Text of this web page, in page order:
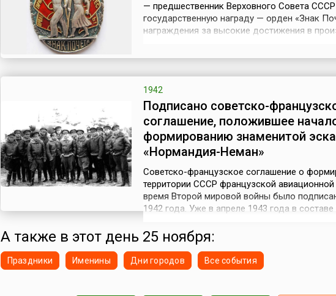
— предшественник Верховного Совета
государственную награду — орден «Знак
награждения за высокие достижения в
доблести.Орден представлял собой овальн...
1942
Подписано советско-
соглашение, положившее
формированию знаменитой
«Нормандия-Неман»
Советско-французское соглашение о
территории СССР французской
время Второй мировой войны было
1942 года. Уже в апреле 1943 года в составе
Западного фронта начала свой боевой путь
добровольческая эскадрилья «Нормандия»,
на советско-германском фронте пр...
А также в этот день 25 ноября:
Праздники Именины Дни городов Все события